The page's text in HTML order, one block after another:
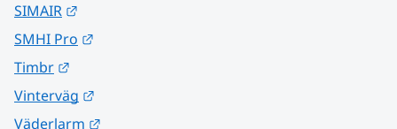
SIMAIR
SMHI Pro
Timbr
Vinterväg
Väderlarm